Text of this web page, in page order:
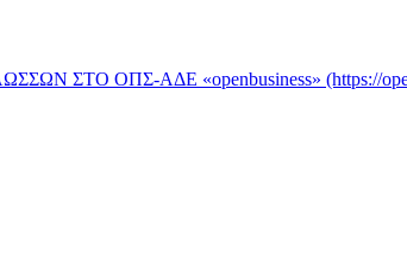
ΟΠΣ-ΑΔΕ «openbusiness» (https://